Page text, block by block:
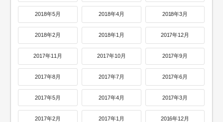
2018年5月 2018年4月 2018年3月
2018年2月 2018年1月 2017年12月
2017年11月 2017年10月 2017年9月
2017年8月 2017年7月 2017年6月
2017年5月 2017年4月 2017年3月
2017年2月 2017年1月 2016年12月